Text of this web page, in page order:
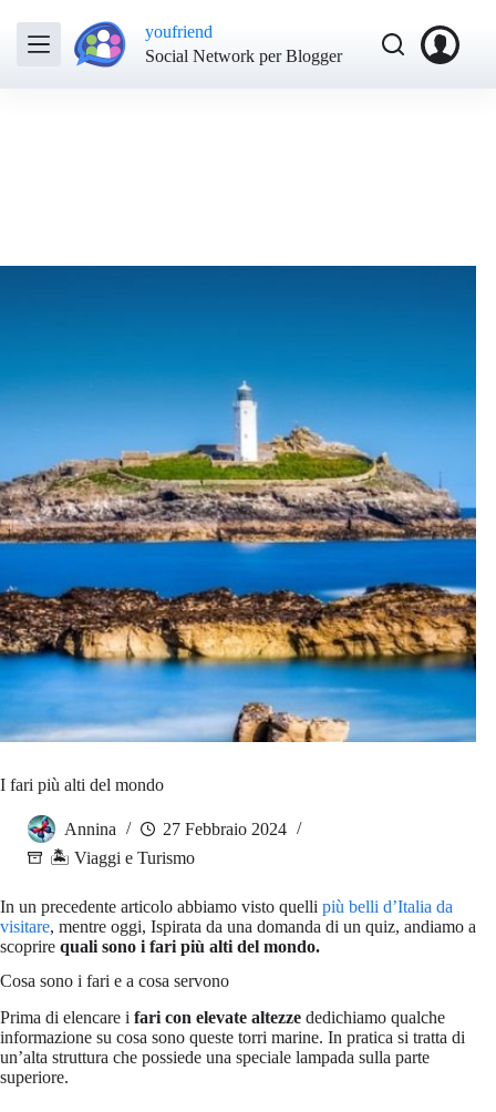
youfriend
Social Network per Blogger
I fari più alti del mondo
Annina
27 Febbraio 2024
🏝️ Viaggi e Turismo
In un precedente articolo abbiamo visto quelli più belli d’Italia da
visitare, mentre oggi, Ispirata da una domanda di un quiz, andiamo a
scoprire quali sono i fari più alti del mondo.
Cosa sono i fari e a cosa servono
Prima di elencare i fari con elevate altezze dedichiamo qualche
informazione su cosa sono queste torri marine. In pratica si tratta di
un’alta struttura che possiede una speciale lampada sulla parte
superiore.